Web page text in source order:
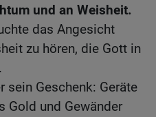
und an Weisheit.
das Angesicht
zu hören, die Gott in
sein Geschenk: Geräte
Gold und Gewänder